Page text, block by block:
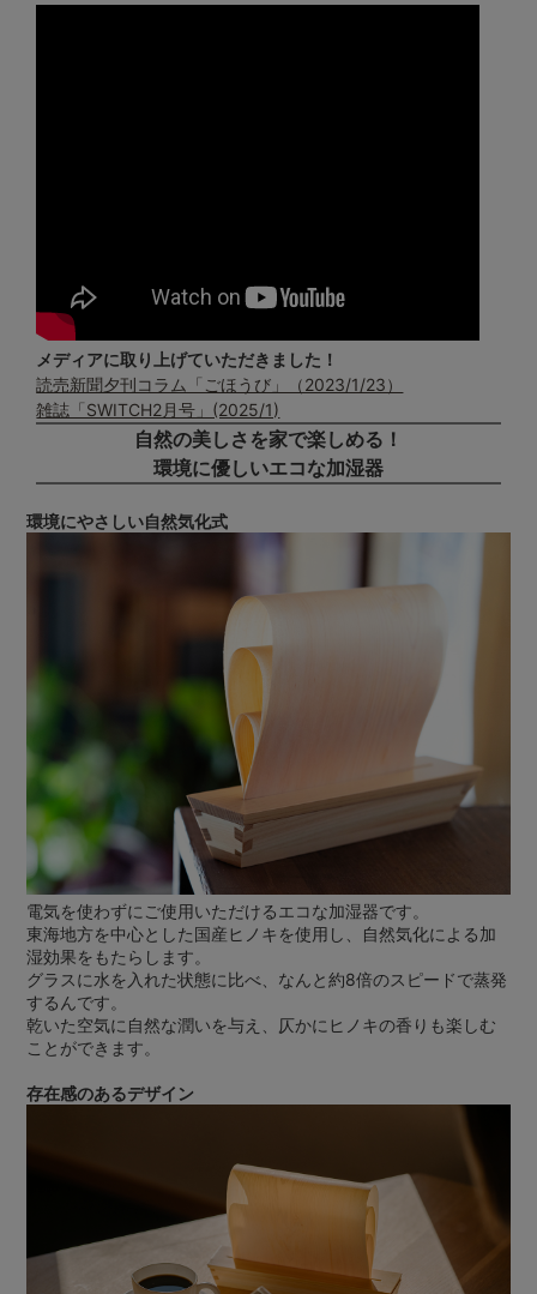
メディアに取り上げていただきました！
読売新聞夕刊コラム「ごほうび」（2023/1/23）
雑誌「SWITCH2月号」(2025/1)
自然の美しさを家で楽しめる！
環境に優しいエコな加湿器
環境にやさしい自然気化式
電気を使わずにご使用いただけるエコな加湿器です。
東海地方を中心とした国産ヒノキを使用し、自然気化による加
湿効果をもたらします。
グラスに水を入れた状態に比べ、なんと約8倍のスピードで蒸発
するんです。
乾いた空気に自然な潤いを与え、仄かにヒノキの香りも楽しむ
ことができます。
存在感のあるデザイン